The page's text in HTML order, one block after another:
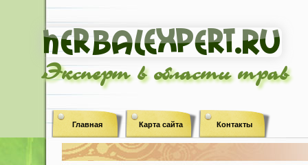
Эксперт в области трав
Главная Карта сайта Контакты